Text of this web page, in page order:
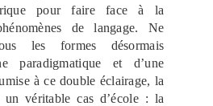
pour faire face à la
de langage. Ne
les formes désormais
paradigmatique et d’une
à ce double éclairage, la
véritable cas d’école : la